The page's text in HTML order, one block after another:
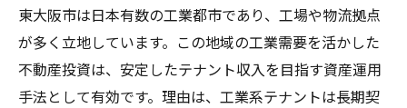
東大阪市は日本有数の工業都市であり、工場や物流拠点
が多く立地しています。この地域の工業需要を活かした
不動産投資は、安定したテナント収入を目指す資産運用
手法として有効です。理由は、工業系テナントは長期契